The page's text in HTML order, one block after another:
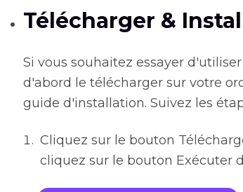
Télécharger &
Si vous souhaitez essayer
d'abord le télécharger sur votre
guide d'installation. Suivez les
Cliquez sur le bouton
cliquez sur le bouton Exécuter